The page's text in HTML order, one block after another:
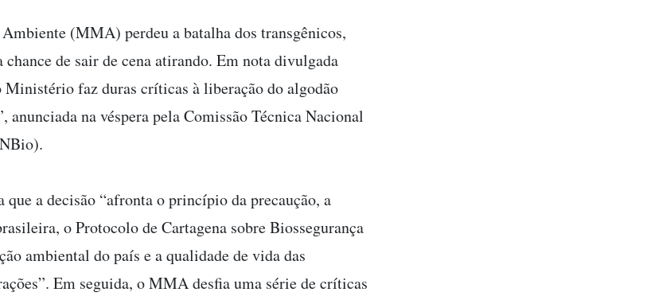
(MMA) perdeu a batalha dos transgênicos,
chance de sair de cena atirando. Em nota divulgada
Ministério faz duras críticas à liberação do algodão
anunciada na véspera pela Comissão Técnica Nacional
que a decisão “afronta o princípio da precaução, a
o Protocolo de Cartagena sobre Biossegurança
ambiental do país e a qualidade de vida das
Em seguida, o MMA desfia uma série de críticas